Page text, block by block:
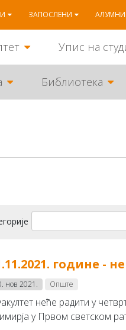
ЗАПОСЛЕНИ АЛУМНИ
Упис на
Библиотека
године -
нов 2021. Опште
неће радити у
у Првом светском